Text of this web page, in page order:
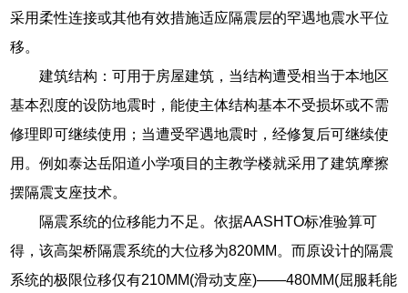
采用柔性连接或其他有效措施适应隔震层的罕遇地震水平位
移。
建筑结构：可用于房屋建筑，当结构遭受相当于本地区
基本烈度的设防地震时，能使主体结构基本不受损坏或不需
修理即可继续使用；当遭受罕遇地震时，经修复后可继续使
用。例如泰达岳阳道小学项目的主教学楼就采用了建筑摩擦
摆隔震支座技术。
隔震系统的位移能力不足。依据AASHTO标准验算可
得，该高架桥隔震系统的大位移为820MM。而原设计的隔震
系统的极限位移仅有210MM(滑动支座)——480MM(屈服耗能